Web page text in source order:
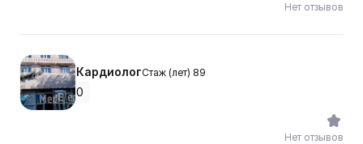
Нет отзывов
КардиологСтаж (лет) 89
0
Нет отзывов